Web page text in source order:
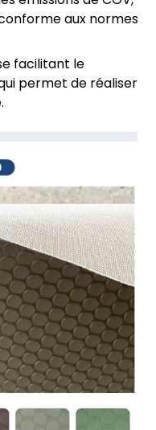
aux normes
facilitant le
permet de réaliser